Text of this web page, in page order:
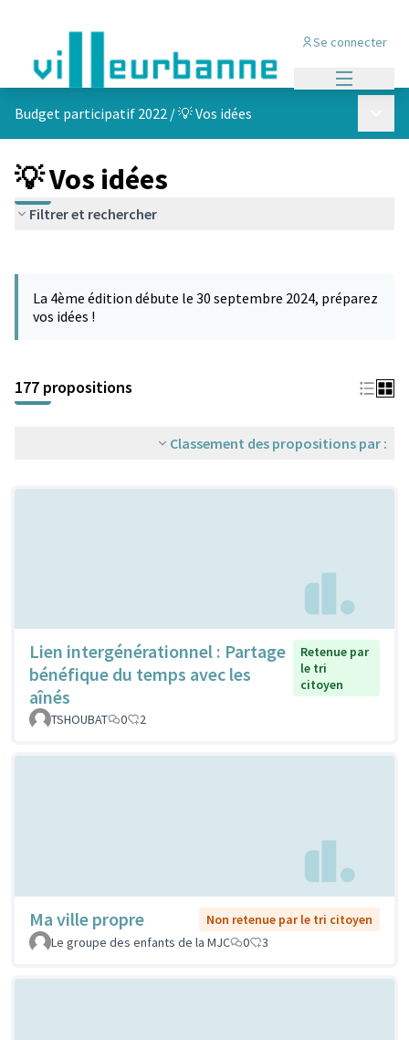
Se connecter
Budget participatif 2022 /💡 Vos idées
💡 Vos idées
Filtrer et rechercher
−
La 4ème édition débute le 30 septembre 2024, préparez
vos idées !
177 propositions
Classement des propositions par :
Lien intergénérationnel : Partage
bénéfique du temps avec les
aînés
Retenue par
le tri
citoyen
TSHOUBAT 0 2
Ma ville propre
Non retenue par le tri citoyen
Le groupe des enfants de la MJC
0 3